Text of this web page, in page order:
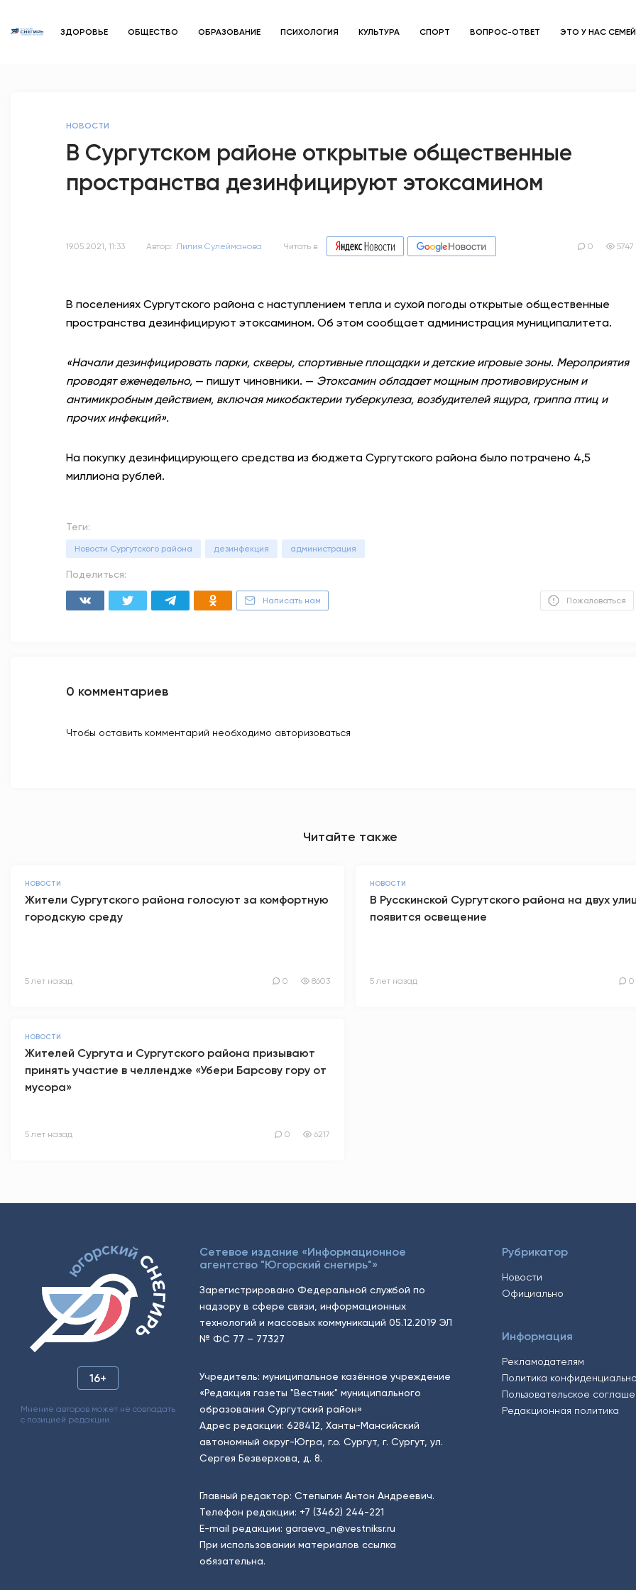
ЗДОРОВЬЕ ОБЩЕСТВО ОБРАЗОВАНИЕ ПСИХОЛОГИЯ КУЛЬТУРА СПОРТ ВОПРОС-ОТВЕТ ЭТО У НАС
ОБРАЗОВАНИЕ
ПСИХОЛОГИЯ
СПОРТ
ЭТО У НАС СЕМЕЙНОЕ
НОВОСТИ
НОВОСТИ
В Сургутском районе открытые общественные
пространства дезинфицируют этоксамином
19.05.2021, 11:33 Автор: Лилия Сулейманова Читать в 0 5747
В поселениях Сургутского района с наступлением тепла и сухой погоды открытые общественные
пространства дезинфицируют этоксамином. Об этом сообщает администрация муниципалитета.
«Начали дезинфицировать парки, скверы, спортивные площадки и детские игровые зоны. Мероприятия
проводят еженедельно, — пишут чиновники. — Этоксамин обладает мощным противовирусным и
антимикробным действием, включая микобактерии туберкулеза, возбудителей ящура, гриппа птиц и
прочих инфекций».
На покупку дезинфицирующего средства из бюджета Сургутского района было потрачено 4,5
миллиона рублей.
Теги:
Новости Сургутского района дезинфекция администрация
Поделиться:
Написать нам Пожаловаться
0 комментариев
Чтобы оставить комментарий необходимо авторизоваться
Читайте также
НОВОСТИ
Жители Сургутского района голосуют за комфортную
городскую среду
5 лет назад 0 8603
НОВОСТИ
В Русскинской Сургутского района на двух
появится освещение
5 лет назад 0
НОВОСТИ
Жителей Сургута и Сургутского района призывают
принять участие в челлендже «Убери Барсову гору от
мусора»
5 лет назад 0 6217
16+
Мнение авторов может не совпадать
с позицией редакции.
Сетевое издание «Информационное
агентство "Югорский снегирь"»
Зарегистрировано Федеральной службой по
надзору в сфере связи, информационных
технологий и массовых коммуникаций 05.12.2019 ЭЛ
№ ФС 77 – 77327
Учредитель: муниципальное казённое учреждение
«Редакция газеты "Вестник" муниципального
образования Сургутский район»
Адрес редакции: 628412, Ханты-Мансийский
автономный округ-Югра, г.о. Сургут, г. Сургут, ул.
Сергея Безверхова, д. 8.
Главный редактор: Степыгин Антон Андреевич.
Телефон редакции: +7 (3462) 244-221
E-mail редакции: garaeva_n@vestniksr.ru
При использовании материалов ссылка
обязательна.
Рубрикатор
Новости
Официально
Информация
Рекламодателям
Политика
Пользовательское
Редакционная политика